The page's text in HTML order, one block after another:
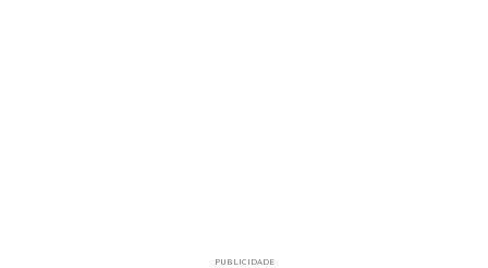
PUBLICIDADE